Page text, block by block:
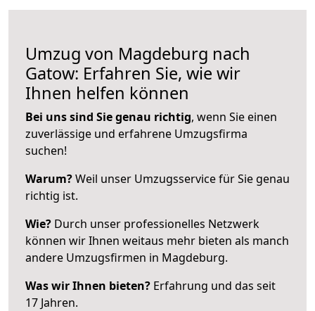
Umzug von Magdeburg nach
Gatow: Erfahren Sie, wie wir
Ihnen helfen können
Bei uns sind Sie genau richtig, wenn Sie einen
zuverlässige und erfahrene Umzugsfirma
suchen!
Warum?Weil unser Umzugsservice für Sie genau
richtig ist.
Wie? Durch unser professionelles Netzwerk
können wir Ihnen weitaus mehr bieten als manch
andere Umzugsfirmen in Magdeburg.
Was wir Ihnen bieten? Erfahrung und das seit
17 Jahren.